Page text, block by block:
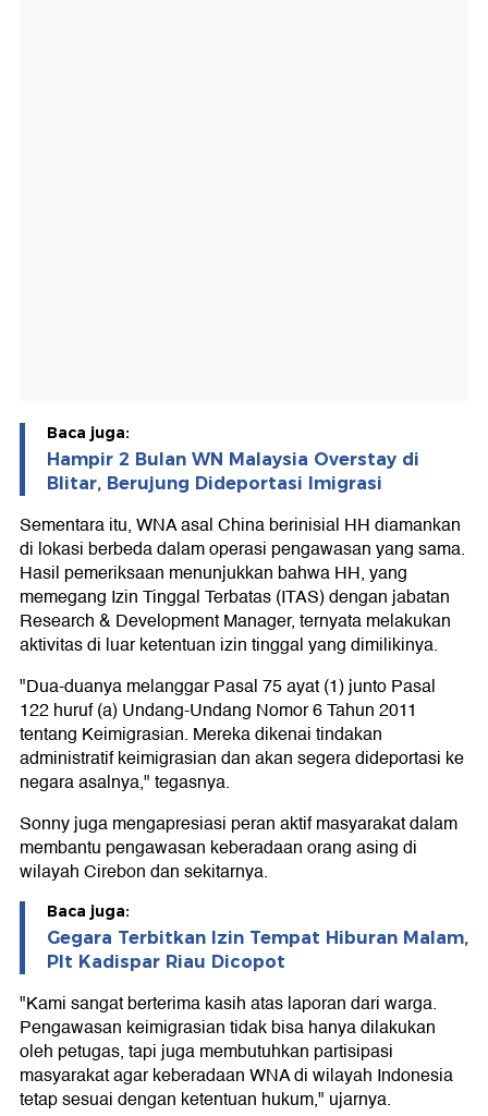
Baca juga:
Hampir 2 Bulan WN Malaysia Overstay di
Blitar, Berujung Dideportasi Imigrasi
Sementara itu, WNA asal China berinisial HH diamankan
di lokasi berbeda dalam operasi pengawasan yang sama.
Hasil pemeriksaan menunjukkan bahwa HH, yang
memegang Izin Tinggal Terbatas (ITAS) dengan jabatan
Research & Development Manager, ternyata melakukan
aktivitas di luar ketentuan izin tinggal yang dimilikinya.
"Dua-duanya melanggar Pasal 75 ayat (1) junto Pasal
122 huruf (a) Undang-Undang Nomor 6 Tahun 2011
tentang Keimigrasian. Mereka dikenai tindakan
administratif keimigrasian dan akan segera dideportasi ke
negara asalnya," tegasnya.
Sonny juga mengapresiasi peran aktif masyarakat dalam
membantu pengawasan keberadaan orang asing di
wilayah Cirebon dan sekitarnya.
Baca juga:
Gegara Terbitkan Izin Tempat Hiburan Malam,
Plt Kadispar Riau Dicopot
"Kami sangat berterima kasih atas laporan dari warga.
Pengawasan keimigrasian tidak bisa hanya dilakukan
oleh petugas, tapi juga membutuhkan partisipasi
masyarakat agar keberadaan WNA di wilayah Indonesia
tetap sesuai dengan ketentuan hukum," ujarnya.